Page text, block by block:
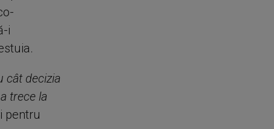
i
cât decizia
trece la
pentru